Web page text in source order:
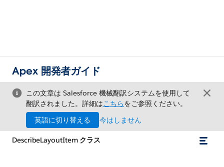
Apex 開発者ガイド
この文章は Salesforce 機械翻訳システムを使用して
翻訳されました。詳細はこちらをご参照ください。
英語に切り替える
今はしません
DescribeLayoutItem クラス